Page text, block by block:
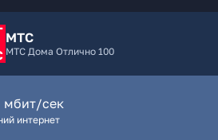
МТС
МТС Дома Отлично 100
мбит/сек
интернет